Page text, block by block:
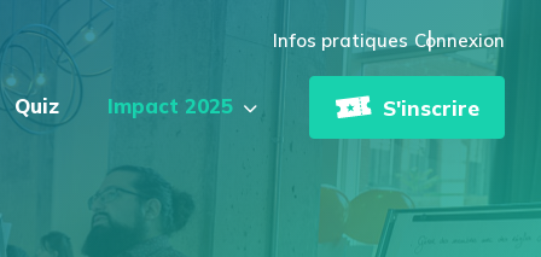
Infos pratiques Connexion
Quiz Impact 2025 S'inscrire